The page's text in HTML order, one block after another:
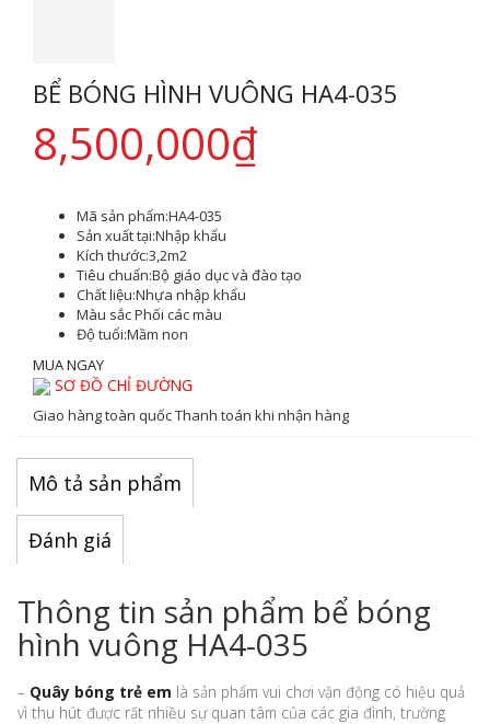
BỂ BÓNG HÌNH VUÔNG HA4-035
8,500,000₫
Mã sản phẩm:HA4-035
Sản xuất tại:Nhập khẩu
Kích thước:3,2m2
Tiêu chuẩn:Bộ giáo dục và đào tạo
Chất liệu:Nhựa nhập khẩu
Màu sắcPhối các màu
Độ tuổi:Mầm non
MUA NGAY
SƠ ĐỒ CHỈ ĐƯỜNG
Giao hàng toàn quốcThanh toán khi nhận hàng
Mô tả sản phẩm
Đánh giá
Thông tin sản phẩm bể bóng
hình vuông HA4-035
– Quây bóng trẻ em là sản phẩm vui chơi vận động có hiệu quả
vì thu hút được rất nhiều sự quan tâm của các gia đình, trường